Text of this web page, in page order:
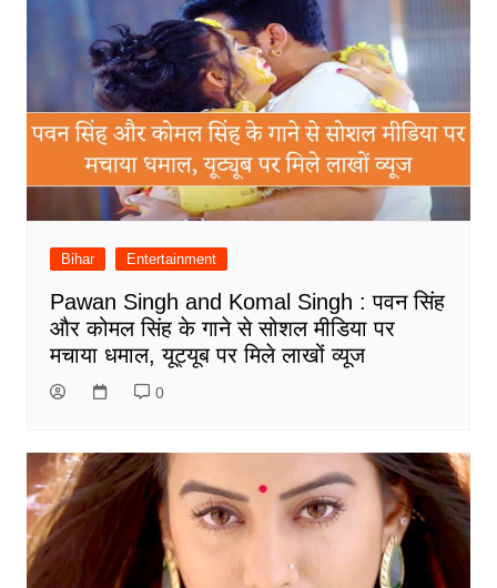
Bihar Entertainment
Pawan Singh and Komal Singh : पवन सिंह
और कोमल सिंह के गाने से सोशल मीडिया पर
मचाया धमाल, यूट्यूब पर मिले लाखों व्यूज
0